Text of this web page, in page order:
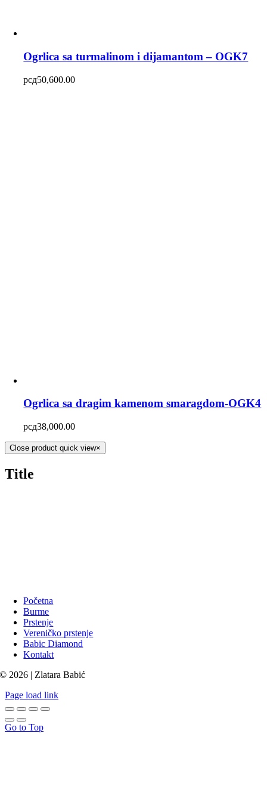
Ogrlica sa turmalinom i dijamantom – OGK7
рсд50,600.00
Ogrlica sa dragim kamenom smaragdom-OGK4
рсд38,000.00
Close product quick view×
Title
Početna
Burme
Prstenje
Vereničko prstenje
Babic Diamond
Kontakt
© 2026 | Zlatara Babić
Page load link
Go to Top